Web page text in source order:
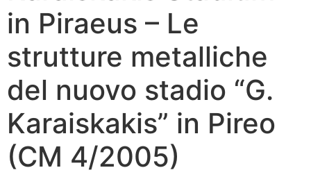
in Piraeus – Le
strutture metalliche
del nuovo stadio “G.
Karaiskakis” in Pireo
(CM 4/2005)